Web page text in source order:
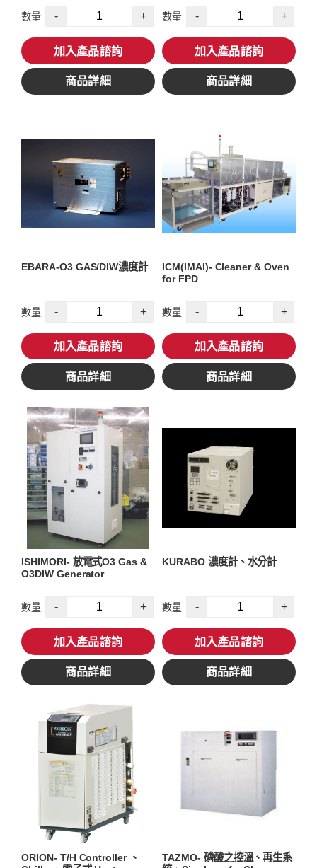
數量 - +
加入產品諮詢
商品詳細
數量 - +
加入產品諮詢
商品詳細
EBARA-O3 GAS/DIW濃度計
數量 - +
加入產品諮詢
商品詳細
ICM(IMAI)- Cleaner & Oven
for FPD
數量 - +
加入產品諮詢
商品詳細
ISHIMORI- 放電式O3 Gas &
O3DIW Generator
數量 - +
加入產品諮詢
商品詳細
KURABO 濃度計、水分計
數量 - +
加入產品諮詢
商品詳細
ORION- T/H Controller 、
TAZMO- 磷酸之控溫、再生系